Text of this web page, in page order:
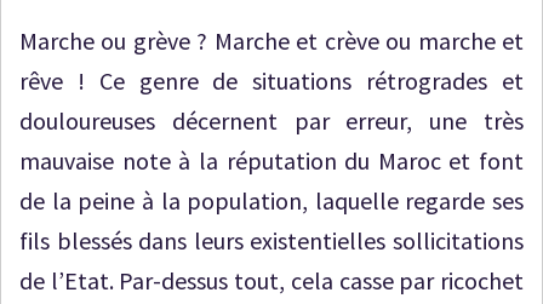
Marche ou grève ? Marche et crève ou marche et
rêve ! Ce genre de situations rétrogrades et
douloureuses décernent par erreur, une très
mauvaise note à la réputation du Maroc et font
de la peine à la population, laquelle regarde ses
fils blessés dans leurs existentielles sollicitations
de l’Etat. Par-dessus tout, cela casse par ricochet